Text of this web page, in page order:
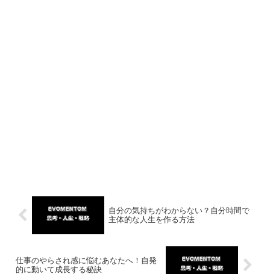
自分の気持ちがわからない？自分時間で
主体的な人生を作る方法
仕事のやらされ感に悩むあなたへ！自発
的に動いて成長する秘訣